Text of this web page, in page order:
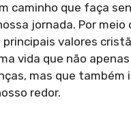
caminho que faça
jornada. Por meio
valores
vida que não
mas que também
redor.